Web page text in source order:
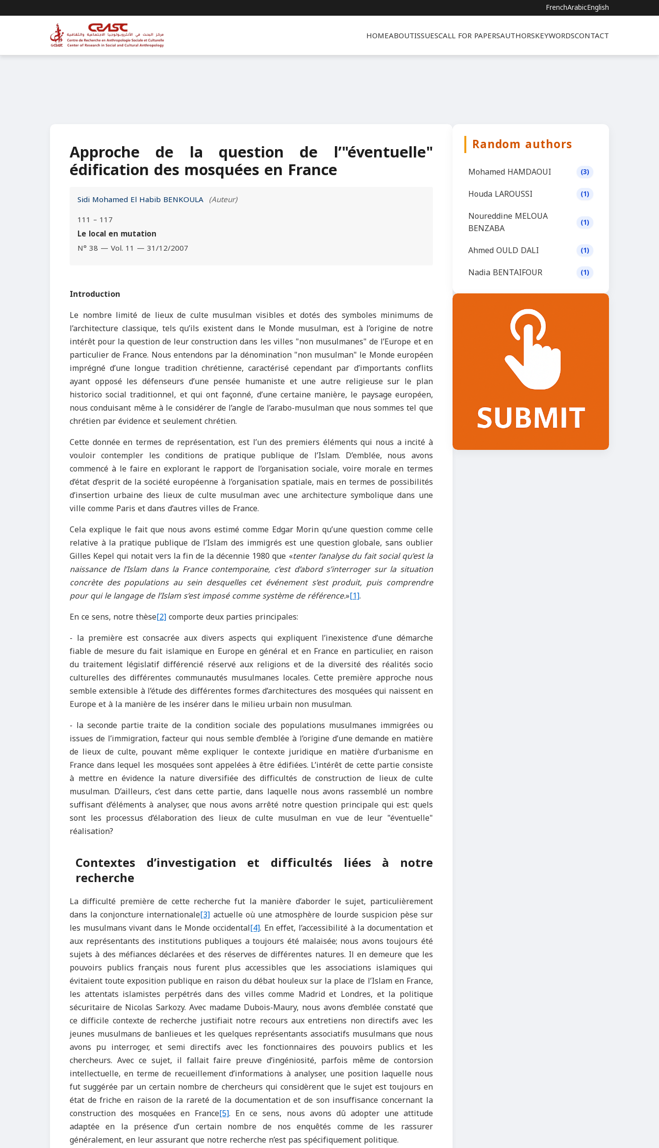
FrenchArabicEnglish
HOMEABOUTISSUESCALL FOR PAPERSAUTHORSKEYWORDSCONTACT
Approche de la question de l’"éventuelle"
édification des mosquées en France
Sidi Mohamed El Habib BENKOULA (Auteur)
111 – 117
Le local en mutation
N° 38 — Vol. 11 — 31/12/2007
Introduction
Le nombre limité de lieux de culte musulman visibles et dotés des symboles minimums de
l’architecture classique, tels qu’ils existent dans le Monde musulman, est à l’origine de notre
intérêt pour la question de leur construction dans les villes "non musulmanes" de l’Europe et en
particulier de France. Nous entendons par la dénomination "non musulman" le Monde européen
imprégné d’une longue tradition chrétienne, caractérisé cependant par d’importants conflits
ayant opposé les défenseurs d’une pensée humaniste et une autre religieuse sur le plan
historico social traditionnel, et qui ont façonné, d’une certaine manière, le paysage européen,
nous conduisant même à le considérer de l’angle de l’arabo-musulman que nous sommes tel que
chrétien par évidence et seulement chrétien.
Cette donnée en termes de représentation, est l’un des premiers éléments qui nous a incité à
vouloir contempler les conditions de pratique publique de l’Islam. D’emblée, nous avons
commencé à le faire en explorant le rapport de l’organisation sociale, voire morale en termes
d’état d’esprit de la société européenne à l’organisation spatiale, mais en termes de possibilités
d’insertion urbaine des lieux de culte musulman avec une architecture symbolique dans une
ville comme Paris et dans d’autres villes de France.
Cela explique le fait que nous avons estimé comme Edgar Morin qu’une question comme celle
relative à la pratique publique de l’Islam des immigrés est une question globale, sans oublier
Gilles Kepel qui notait vers la fin de la décennie 1980 que «tenter l’analyse du fait social qu’est la
naissance de l’Islam dans la France contemporaine, c’est d’abord s’interroger sur la situation
concrète des populations au sein desquelles cet événement s’est produit, puis comprendre
pour qui le langage de l’Islam s’est imposé comme système de référence.»[1].
En ce sens, notre thèse[2]comporte deux parties principales:
- la première est consacrée aux divers aspects qui expliquent l’inexistence d’une démarche
fiable de mesure du fait islamique en Europe en général et en France en particulier, en raison
du traitement législatif différencié réservé aux religions et de la diversité des réalités socio
culturelles des différentes communautés musulmanes locales. Cette première approche nous
semble extensible à l’étude des différentes formes d’architectures des mosquées qui naissent en
Europe et à la manière de les insérer dans le milieu urbain non musulman.
- la seconde partie traite de la condition sociale des populations musulmanes immigrées ou
issues de l’immigration, facteur qui nous semble d’emblée à l’origine d’une demande en matière
de lieux de culte, pouvant même expliquer le contexte juridique en matière d’urbanisme en
France dans lequel les mosquées sont appelées à être édifiées. L’intérêt de cette partie consiste
à mettre en évidence la nature diversifiée des difficultés de construction de lieux de culte
musulman. D’ailleurs, c’est dans cette partie, dans laquelle nous avons rassemblé un nombre
suffisant d’éléments à analyser, que nous avons arrêté notre question principale qui est: quels
sont les processus d’élaboration des lieux de culte musulman en vue de leur "éventuelle"
réalisation?
Contextes d’investigation et difficultés liées à notre
recherche
La difficulté première de cette recherche fut la manière d’aborder le sujet, particulièrement
dans la conjoncture internationale[3] actuelle où une atmosphère de lourde suspicion pèse sur
les musulmans vivant dans le Monde occidental[4]. En effet, l’accessibilité à la documentation et
aux représentants des institutions publiques a toujours été malaisée; nous avons toujours été
sujets à des méfiances déclarées et des réserves de différentes natures. Il en demeure que les
pouvoirs publics français nous furent plus accessibles que les associations islamiques qui
évitaient toute exposition publique en raison du débat houleux sur la place de l’Islam en France,
les attentats islamistes perpétrés dans des villes comme Madrid et Londres, et la politique
sécuritaire de Nicolas Sarkozy. Avec madame Dubois-Maury, nous avons d’emblée constaté que
ce difficile contexte de recherche justifiait notre recours aux entretiens non directifs avec les
jeunes musulmans de banlieues et les quelques représentants associatifs musulmans que nous
avons pu interroger, et semi directifs avec les fonctionnaires des pouvoirs publics et les
chercheurs. Avec ce sujet, il fallait faire preuve d’ingéniosité, parfois même de contorsion
intellectuelle, en terme de recueillement d’informations à analyser, une position laquelle nous
fut suggérée par un certain nombre de chercheurs qui considèrent que le sujet est toujours en
état de friche en raison de la rareté de la documentation et de son insuffisance concernant la
construction des mosquées en France[5]. En ce sens, nous avons dû adopter une attitude
adaptée en la présence d’un certain nombre de nos enquêtés comme de les rassurer
généralement, en leur assurant que notre recherche n’est pas spécifiquement politique.
Random authors
Mohamed HAMDAOUI (3)
Houda LAROUSSI (1)
Noureddine MELOUA
BENZABA
(1)
Ahmed OULD DALI (1)
Nadia BENTAIFOUR (1)